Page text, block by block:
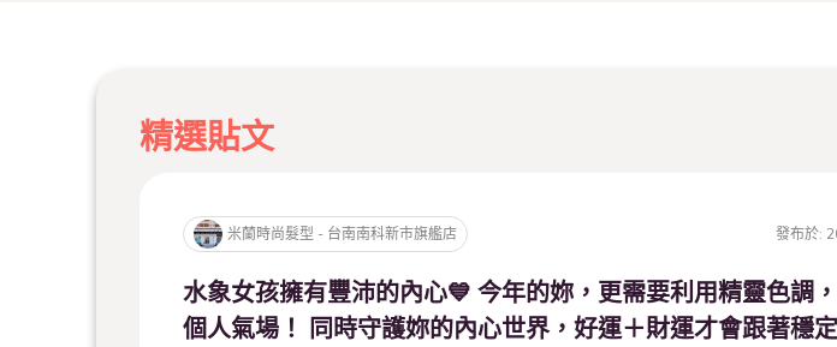
精選貼文
米蘭時尚髮型 - 台南南科新市旗艦店 發布於:
水象女孩擁有豐沛的內心💙 今年的妳，更需要利用精靈色調
個人氣場！ 同時守護妳的內心世界，好運＋財運才會跟著穩